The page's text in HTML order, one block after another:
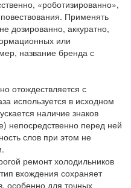
«роботизированно»,
Применять
дозированно, аккуратно,
или
название бренда с
отождествляется с
используется в исходном
наличие знаков
непосредственно перед ней
слов при этом не
ремонт холодильников
вхождения сохраняет
особенно для точных